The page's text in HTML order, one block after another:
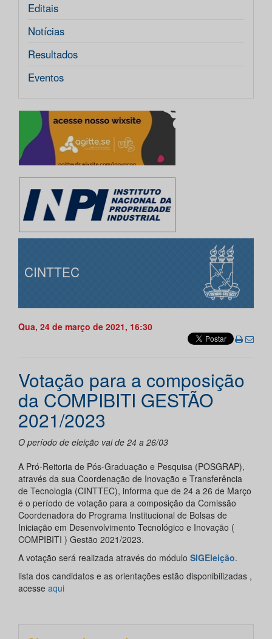
Editais
Notícias
Resultados
Eventos
CINTTEC
Qua, 24 de março de 2021, 16:30
Votação para a composição
da COMPIBITI GESTÃO
2021/2023
O período de eleição vai de 24 a 26/03
A Pró-Reitoria de Pós-Graduação e Pesquisa (POSGRAP),
através da sua Coordenação de Inovação e Transferência
de Tecnologia (CINTTEC), informa que de 24 a 26 de Março
é o período de votação para a composição da Comissão
Coordenadora do Programa Institucional de Bolsas de
Iniciação em Desenvolvimento Tecnológico e Inovação (
COMPIBITI ) Gestão 2021/2023.
A votação será realizada através do módulo SIGEleição.
lista dos candidatos e as orientações estão disponibilizadas ,
acesse aqui